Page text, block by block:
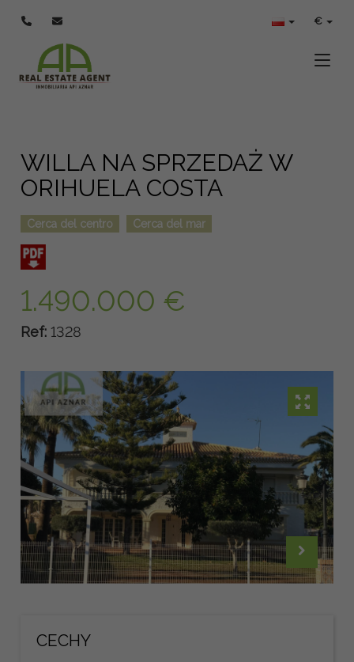
€
WILLA NA SPRZEDAŻ W
ORIHUELA COSTA
Cerca del centro Cerca del mar
1.490.000 €
Ref: 1328
CECHY